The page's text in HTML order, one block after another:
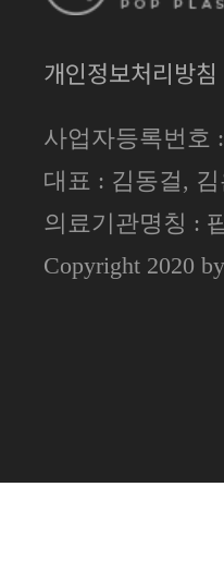
개인정보처리방침
사업자등록번호
대표 : 김동걸, 김
의료기관명칭 :
Copyright 2020